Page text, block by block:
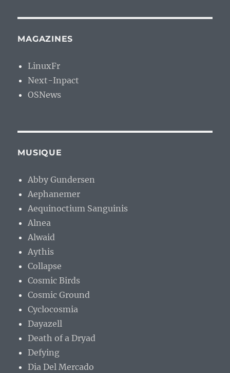
MAGAZINES
LinuxFr
Next-Inpact
OSNews
MUSIQUE
Abby Gundersen
Aephanemer
Aequinoctium Sanguinis
Alnea
Alwaid
Aythis
Collapse
Cosmic Birds
Cosmic Ground
Cyclocosmia
Dayazell
Death of a Dryad
Defying
Dia Del Mercado